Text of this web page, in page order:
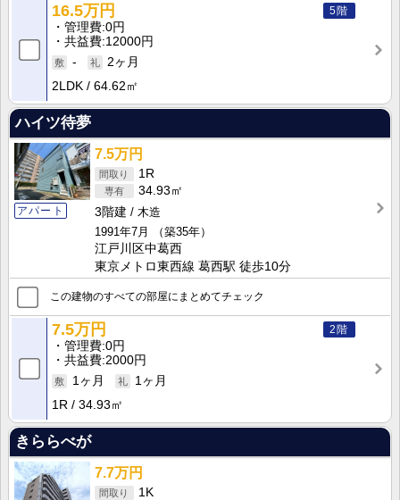
5階
16.5万円
管理費 0円
共益費 12000円
-
2ヶ月
2LDK
64.62㎡
ハイツ待夢
アパート
7.5万円
1R
34.93㎡
3階建
木造
1991年7月
（築35年）
江戸川区中葛西
東京メトロ東西線 葛西駅 徒歩10分
この建物のすべての部屋にまとめてチェック
2階
7.5万円
管理費 0円
共益費 2000円
1ヶ月
1ヶ月
1R
34.93㎡
きららべが
7.7万円
1K